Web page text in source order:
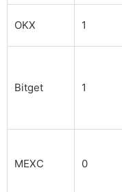
OKX 1
Bitget 1
MEXC 0